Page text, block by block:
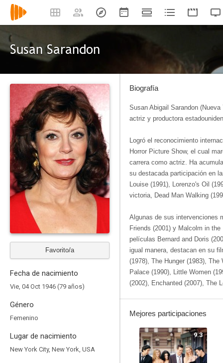
Susan Sarandon
Favorito/a
Fecha de nacimiento
Vie, 04 Oct 1946 (79 años)
Género
Femenino
Lugar de nacimiento
New York City, New York, USA
Biografía
Susan Abigail Sarandon
actriz y productora
Logró el reconocimiento
Horror Picture Show, el cual
carrera como actriz. Ha
su destacada participación en
Louise (1991), Lorenzo's Oil
victoria, Dead Man Walking
Algunas de sus intervenciones
Friends (2001) y Malcolm in
películas Bernard and Doris
igual manera, destacan en su
(1978), The Hunger (1983),
Palace (1990), Little Women
(2002), Enchanted (2007), The
Mejores participaciones
9.3